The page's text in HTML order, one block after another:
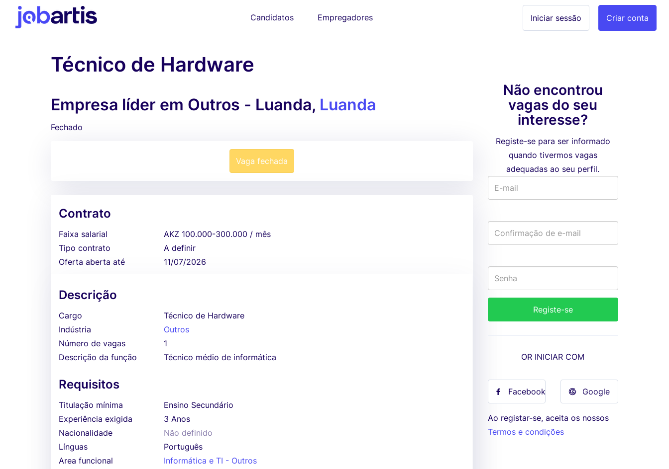
Candidatos Empregadores Criar conta
Iniciar sessão
Técnico de Hardware
Empresa líder em Outros - Luanda, Luanda
Fechado
Vaga fechada
Contrato
Faixa salarial
AKZ 100.000-300.000 / mês
Tipo contrato
A definir
Oferta aberta até
11/07/2026
Descrição
Cargo
Técnico de Hardware
Indústria
Outros
Número de vagas
1
Descrição da função
Técnico médio de informática
Requisitos
Titulação mínima
Ensino Secundário
Experiência exigida
3 Anos
Nacionalidade
Não definido
Línguas
Português
Area funcional
Informática e TI - Outros
Não encontrou
vagas do seu
interesse?
Registe-se para ser informado
quando tivermos vagas
adequadas ao seu perfil.
OR INICIAR COM
Facebook Google
Ao registar-se, aceita os nossos
Termos e condições